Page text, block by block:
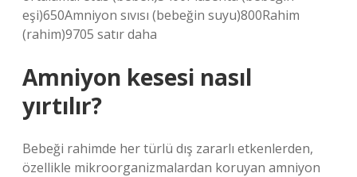
eşi)650Amniyon sıvısı (bebeğin suyu)800Rahim
(rahim)9705 satır daha
Amniyon kesesi nasıl
yırtılır?
Bebeği rahimde her türlü dış zararlı etkenlerden,
özellikle mikroorganizmalardan koruyan amniyon